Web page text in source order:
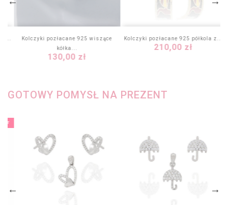
Kolczyki pozłacane 925 wiszące
kółka...
Cena
130,00 zł
Kolczyki pozłacane 925 półkola z...
Cena
210,00 zł
GOTOWY POMYSŁ NA PREZENT